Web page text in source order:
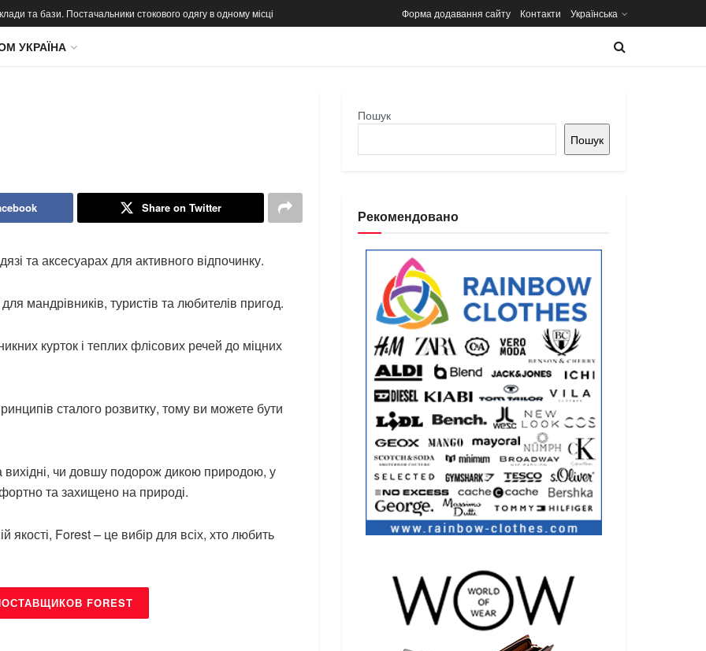
та бази. Постачальники стокового одягу в одному місці Форма додавання сайту Контакти Українська
УКРАЇНА
Share on Twitter
та аксесуарах для активного відпочинку.
мандрівників, туристів та любителів пригод.
курток і теплих флісових речей до міцних
сталого розвитку, тому ви можете бути
вихідні, чи довшу подорож дикою природою, у
та захищено на природі.
Forest – це вибір для всіх, хто любить
FOREST
Пошук
Пошук
Рекомендовано